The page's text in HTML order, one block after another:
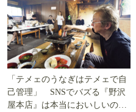
「テメェのうなぎはテメェで自
己管理」 SNSでバズる『野沢
屋本店』は本当においしいの